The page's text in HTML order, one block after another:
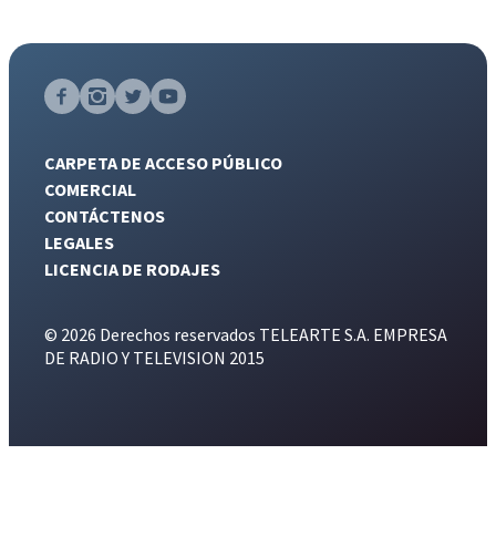
CARPETA DE ACCESO PÚBLICO
COMERCIAL
CONTÁCTENOS
LEGALES
LICENCIA DE RODAJES
© 2026 Derechos reservados TELEARTE S.A. EMPRESA
DE RADIO Y TELEVISION 2015